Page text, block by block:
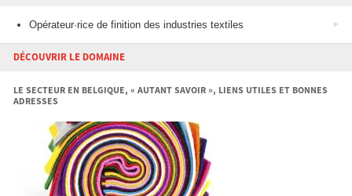
Opérateur·rice de finition des industries textiles
DÉCOUVRIR LE DOMAINE
LE SECTEUR EN BELGIQUE, « AUTANT SAVOIR », LIENS UTILES ET BONNES
ADRESSES